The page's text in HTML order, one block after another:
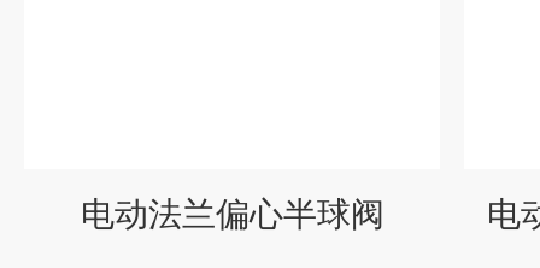
电动法兰偏心半球阀 电